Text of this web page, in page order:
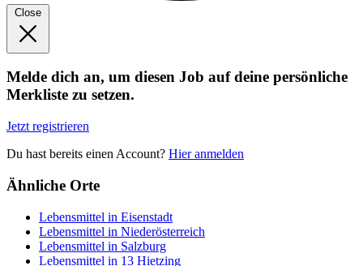
Close
Melde dich an, um diesen Job auf deine persönliche
Merkliste zu setzen.
Jetzt registrieren
Du hast bereits einen Account? Hier anmelden
Ähnliche Orte
Lebensmittel in Eisenstadt
Lebensmittel in Niederösterreich
Lebensmittel in Salzburg
Lebensmittel in 13 Hietzing